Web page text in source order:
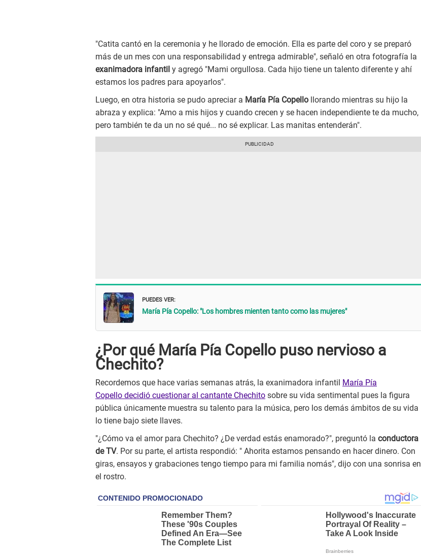
"Catita cantó en la ceremonia y he llorado de emoción. Ella es parte del coro y se preparó
más de un mes con una responsabilidad y entrega admirable", señaló en otra fotografía la
exanimadora infantil y agregó "Mami orgullosa. Cada hijo tiene un talento diferente y ahí
estamos los padres para apoyarlos".
Luego, en otra historia se pudo apreciar a María Pía Copello llorando mientras su hijo la
abraza y explica: "Amo a mis hijos y cuando crecen y se hacen independiente te da mucho,
pero también te da un no sé qué... no sé explicar. Las manitas entenderán".
PUEDES VER:
María Pía Copello: "Los hombres mienten tanto como las mujeres"
¿Por qué María Pía Copello puso nervioso a
Chechito?
Recordemos que hace varias semanas atrás, la exanimadora infantil María Pía
Copello decidió cuestionar al cantante Chechito sobre su vida sentimental pues la figura
pública únicamente muestra su talento para la música, pero los demás ámbitos de su vida
lo tiene bajo siete llaves.
"¿Cómo va el amor para Chechito? ¿De verdad estás enamorado?", preguntó la conductora
de TV. Por su parte, el artista respondió: " Ahorita estamos pensando en hacer dinero. Con
giras, ensayos y grabaciones tengo tiempo para mi familia nomás", dijo con una sonrisa en
el rostro.